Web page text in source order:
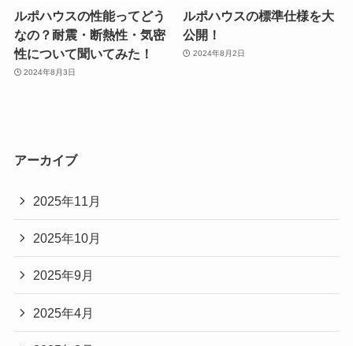
ルポハウスの性能ってどう
なの？耐震・断熱性・気密
性について聞いてみた！
2024年8月3日
ルポハウスの標準仕様を大
公開！
2024年8月2日
アーカイブ
2025年11月
2025年10月
2025年9月
2025年4月